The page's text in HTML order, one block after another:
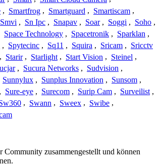
, Smartfrog , Smartguard , Smartiscam ,
Smvi , Sn Ipc , Snapav , Soar , Soggi , Soho ,
Space Technology , Spacetronik , Sparklan ,
, Spytecinc , Sq11 , Squira , Sricam , Sricctv
, Starir , Starlight , Start Vision , Steinel ,
, Sucura Networks , Sudvision ,
Sunnylux , Sunplus Innovation , Sunsom ,
, Sure-eye , Surecom , Surip Cam , Surveilist ,
, Swann , Sweex , Swibe ,
zusammengestellt und können